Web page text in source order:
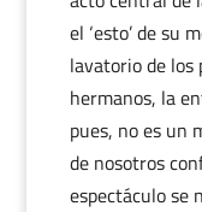
el ‘esto’ de su
lavatorio de los
hermanos, la
pues, no es un
de nosotros
espectáculo se